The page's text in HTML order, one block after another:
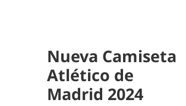
Nueva Camiseta
Atlético de
Madrid 2024